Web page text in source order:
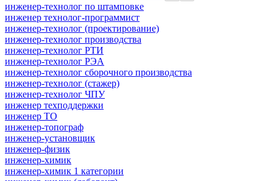
инженер-технолог по штамповке
инженер технолог-программист
инженер-технолог (проектирование)
инженер-технолог производства
инженер-технолог РТИ
инженер-технолог РЭА
инженер-технолог сборочного производства
инженер-технолог (стажер)
инженер-технолог ЧПУ
инженер техподдержки
инженер ТО
инженер-топограф
инженер-установщик
инженер-физик
инженер-химик
инженер-химик 1 категории